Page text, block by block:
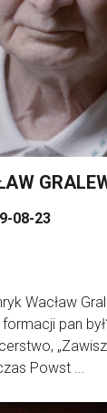
08-23
Wacław
pan
Powst ...